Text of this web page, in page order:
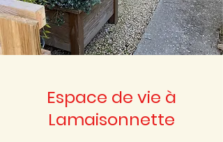
Espace de vie à
Lamaisonnette